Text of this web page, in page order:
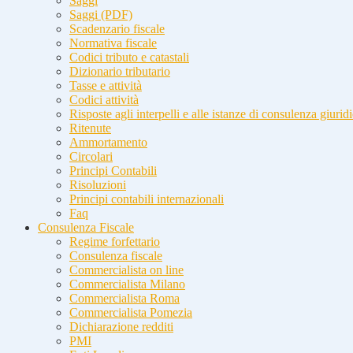
Saggi (PDF)
Scadenzario fiscale
Normativa fiscale
Codici tributo e catastali
Dizionario tributario
Tasse e attività
Codici attività
Risposte agli interpelli e alle istanze di consulenza
Ritenute
Ammortamento
Circolari
Principi Contabili
Risoluzioni
Principi contabili internazionali
Faq
Consulenza Fiscale
Regime forfettario
Consulenza fiscale
Commercialista on line
Commercialista Milano
Commercialista Roma
Commercialista Pomezia
Dichiarazione redditi
PMI